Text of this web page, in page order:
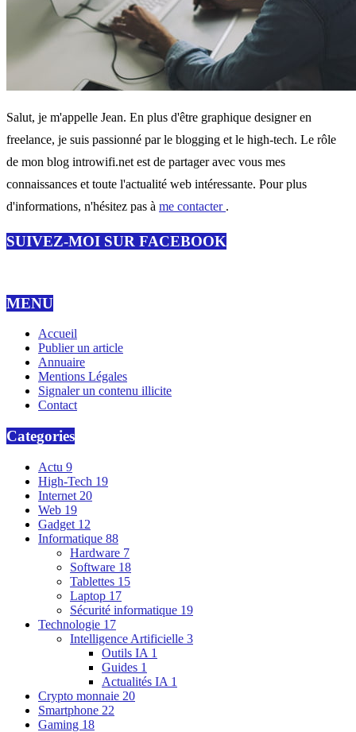
Salut, je m'appelle Jean. En plus d'être graphique designer en
freelance, je suis passionné par le blogging et le high-tech. Le rôle
de mon blog introwifi.net est de partager avec vous mes
connaissances et toute l'actualité web intéressante. Pour plus
d'informations, n'hésitez pas à me contacter .
SUIVEZ-MOI SUR FACEBOOK
MENU
Accueil
Publier un article
Annuaire
Mentions Légales
Signaler un contenu illicite
Contact
Categories
Actu 9
High-Tech 19
Internet 20
Web 19
Gadget 12
Informatique 88
Hardware 7
Software 18
Tablettes 15
Laptop 17
Sécurité informatique 19
Technologie 17
Intelligence Artificielle 3
Outils IA 1
Guides 1
Actualités IA 1
Crypto monnaie 20
Smartphone 22
Gaming 18